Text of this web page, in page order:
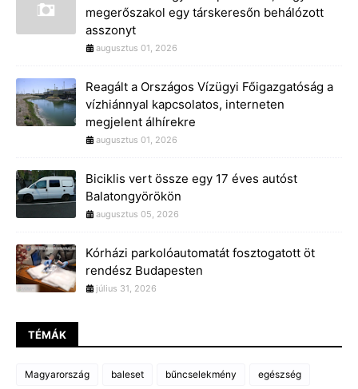
megerőszakol egy társkeresőn behálózott
asszonyt
augusztus 01, 2026
Reagált a Országos Vízügyi Főigazgatóság a
vízhiánnyal kapcsolatos, interneten
megjelent álhírekre
augusztus 01, 2026
Biciklis vert össze egy 17 éves autóst
Balatongyörökön
augusztus 05, 2026
Kórházi parkolóautomatát fosztogatott öt
rendész Budapesten
július 31, 2026
TÉMÁK
Magyarország baleset bűncselekmény egészség